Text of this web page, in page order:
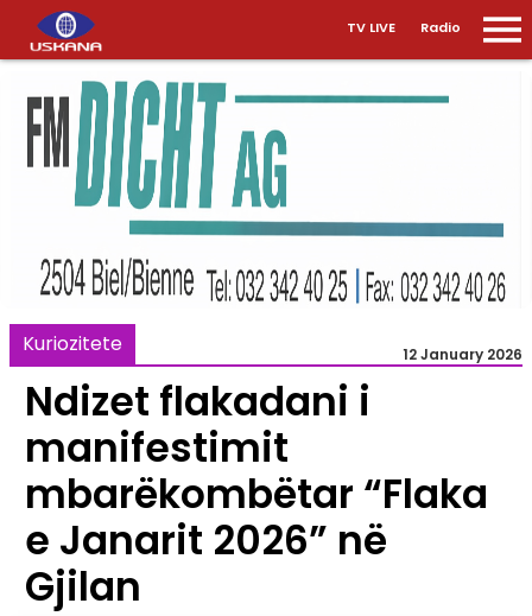
TV LIVE Radio
Kuriozitete 12 January 2026
Ndizet flakadani i
manifestimit
mbarëkombëtar “Flaka
e Janarit 2026” në
Gjilan